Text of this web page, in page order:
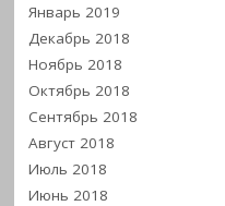
Январь 2019
Декабрь 2018
Ноябрь 2018
Октябрь 2018
Сентябрь 2018
Август 2018
Июль 2018
Июнь 2018